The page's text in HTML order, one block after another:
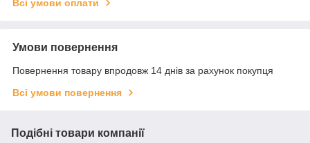
Всі умови оплати
Умови повернення
Повернення товару впродовж 14 днів за рахунок покупця
Всі умови повернення
Подібні товари компанії